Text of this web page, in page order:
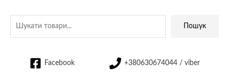
Пошук
Facebook +380630674044 / viber